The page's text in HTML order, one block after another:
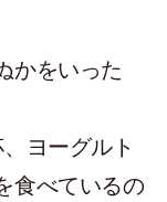
かをいった
ヨーグルト
食べているの